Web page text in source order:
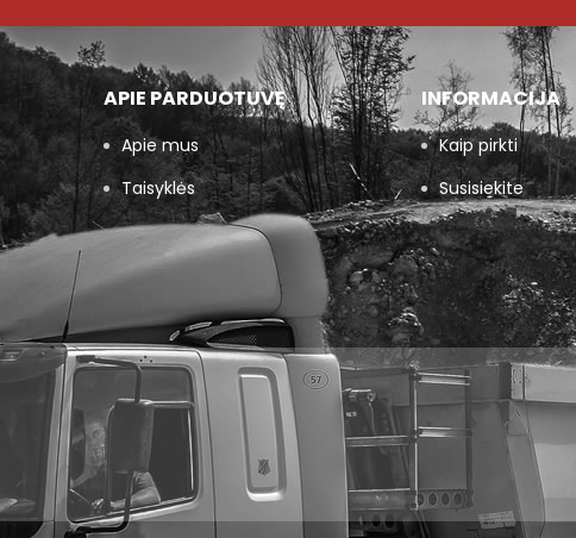
APIE PARDUOTUVĘ
Apie mus
Taisyklės
INFORMACIJA
Kaip pirkti
Susisiekite